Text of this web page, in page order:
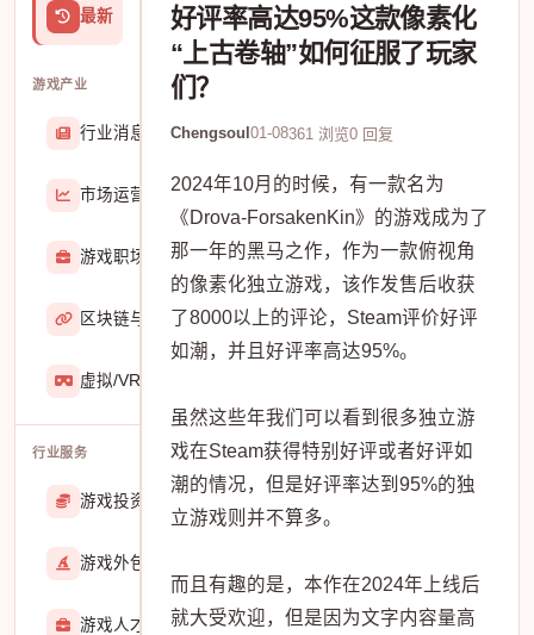
最新
游戏产业
行业消息 174906
市场运营 8407
游戏职场 2929
区块链与游戏467
虚拟/VR/AR
行业服务
游戏投资交易
游戏外包
游戏人才招聘51770
好评率高达95%这款像素化
“上古卷轴”如何征服了玩家
们？
Chengsoul 01-08361 浏览0 回复
2024年10月的时候，有一款名为
《Drova-ForsakenKin》的游戏成为了
那一年的黑马之作，作为一款俯视角
的像素化独立游戏，该作发售后收获
了8000以上的评论，Steam评价好评
如潮，并且好评率高达95%。
虽然这些年我们可以看到很多独立游
戏在Steam获得特别好评或者好评如
潮的情况，但是好评率达到95%的独
立游戏则并不算多。
而且有趣的是，本作在2024年上线后
就大受欢迎，但是因为文字内容量高